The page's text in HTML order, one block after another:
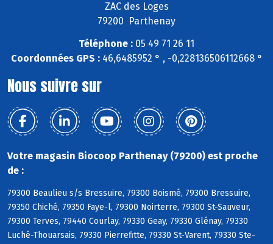
ZAC des Loges
79200 Parthenay
Téléphone : 05 49 71 26 11
Coordonnées GPS :46,6485952 ° , -0,228136506112668 °
Nous suivre sur
Votre magasin Biocoop Parthenay (79200) est proche
de :
79300 Beaulieu s/s Bressuire, 79300 Boismé, 79300 Bressuire,
79350 Chiché, 79350 Faye-l, 79300 Noirterre, 79300 St-Sauveur,
79300 Terves, 79440 Courlay, 79330 Geay, 79330 Glénay, 79330
Luché-Thouarsais, 79330 Pierrefitte, 79330 St-Varent, 79330 Ste-